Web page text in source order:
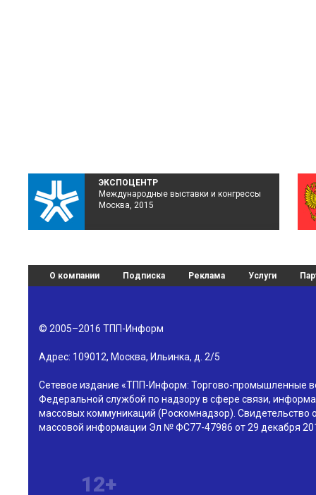
ЭКСПОЦЕНТР
Международные выставки и конгрессы
Москва, 2015
О компании Подписка Реклама Услуги
© 2005–2016 ТПП-Информ
Адрес: 109012, Москва, Ильинка, д. 2/5
Сетевое издание «ТПП-Информ: Торгово-промышленные
Федеральной службой по надзору в сфере связи,
массовых коммуникаций (Роскомнадзор). Свидетельство
массовой информации Эл № ФС77-47986 от 29 декабря
12+